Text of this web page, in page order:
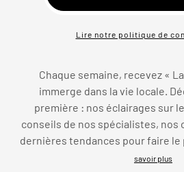
Lire notre politique de
Chaque semaine, recevez «
immerge dans la vie locale.
première : nos éclairages sur
conseils de nos spécialistes, nos
dernières tendances pour faire le
savoir plus